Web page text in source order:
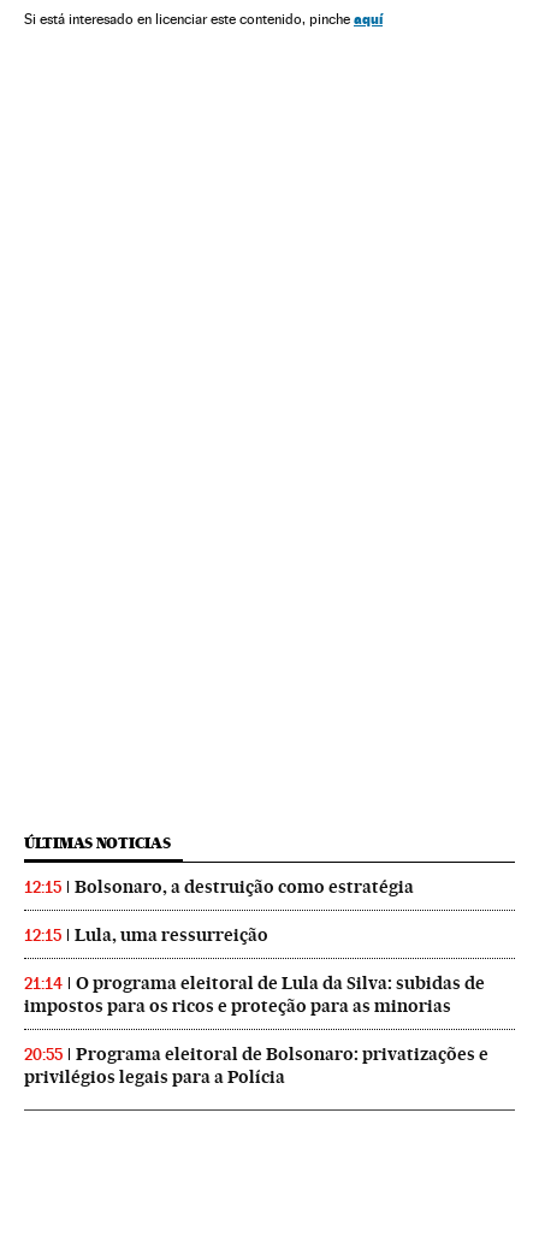
Si está interesado en licenciar este contenido, pinche aquí
ÚLTIMAS NOTICIAS
12:15 Bolsonaro, a destruição como estratégia
12:15 Lula, uma ressurreição
21:14
O programa eleitoral de Lula da Silva: subidas de
impostos para os ricos e proteção para as minorias
20:55
Programa eleitoral de Bolsonaro: privatizações e
privilégios legais para a Polícia